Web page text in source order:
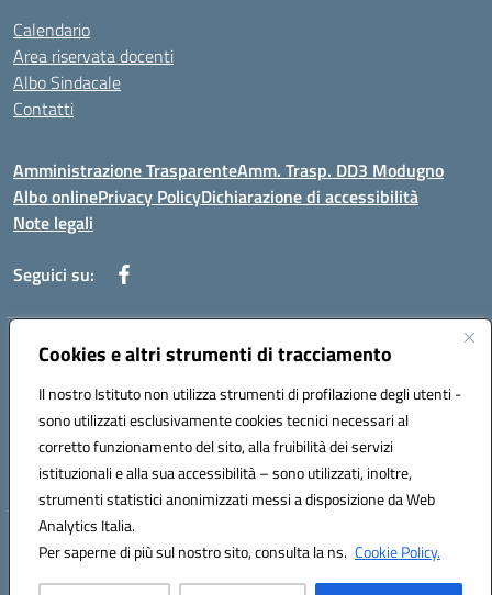
Cookies e altri strumenti di tracciamento
Il nostro Istituto non utilizza strumenti di profilazione degli utenti -
sono utilizzati esclusivamente cookies tecnici necessari al
corretto funzionamento del sito, alla fruibilità dei servizi
istituzionali e alla sua accessibilità – sono utilizzati, inoltre,
strumenti statistici anonimizzati messi a disposizione da Web
Analytics Italia.
Per saperne di più sul nostro sito, consulta la ns. Cookie Policy.
Calendario
Area riservata docenti
Albo Sindacale
Contatti
Amministrazione TrasparenteAmm. Trasp. DD3 Modugno
Albo onlinePrivacy PolicyDichiarazione di accessibilità
Note legali
Seguici su:
Indirizzo:Via Magna Grecia, 1 - 70026 Modugno (Bari)
Posta elettronica certificata (PEC):baic8ap005@pec.istruzione.it
Codice fiscale: 93548950729
Codice meccanografico: BAIC8AP005
Hosting & Powered by 3D Solution S.r.l.
Concept & Design by Designers Italia